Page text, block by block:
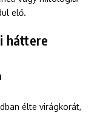
elő.
háttere
élte virágkorát,